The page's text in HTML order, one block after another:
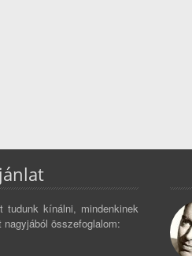
tudunk kínálni, mindenkinek
összefoglalom: